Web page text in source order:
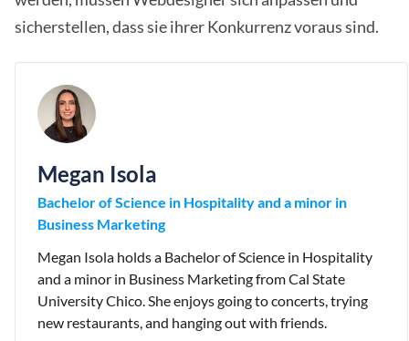
sicherstellen, dass sie ihrer Konkurrenz voraus sind.
Megan Isola
Bachelor of Science in Hospitality and a minor in
Business Marketing
Megan Isola holds a Bachelor of Science in Hospitality
and a minor in Business Marketing from Cal State
University Chico. She enjoys going to concerts, trying
new restaurants, and hanging out with friends.